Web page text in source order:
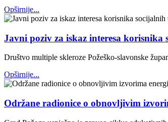
Opširnije...
Javni poziv za iskaz interesa
Društvo multiple skleroze Požeško-slavonske
Opširnije...
Održane radionice o obnovljivim